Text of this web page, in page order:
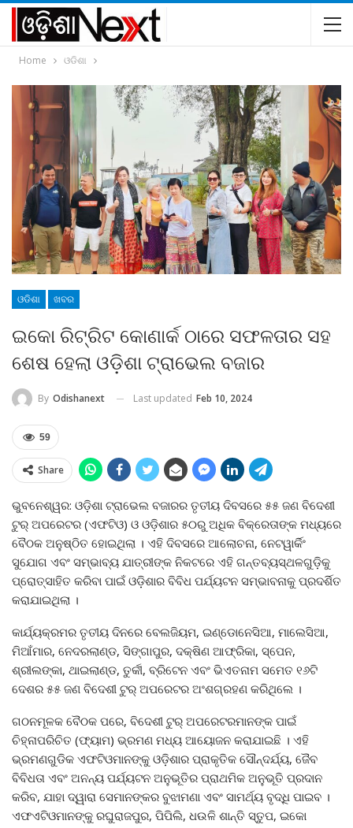
Home ଓଡିଶା
ଓଡିଶା ଖବର
ଇକୋ ରିଟ୍ରିଟ କୋଣାର୍କ ଠାରେ ସଫଳତାର ସହ
ଶେଷ ହେଲା ଓଡ଼ିଶା ଟ୍ରାଭେଲ ବଜାର
By Odishanext Last updated Feb 10, 2024
59
Share
ଭୁବନେଶ୍ୱର: ଓଡ଼ିଶା ଟ୍ରାଭେଲ ବଜାରର ତୃତୀୟ ଦିବସରେ ୫୫ ଜଣ ବିଦେଶୀ
ଟୁର୍ ଅପରେଟର (ଏଫଟିଓ) ଓ ଓଡ଼ିଶାର ୫୦ରୁ ଅଧିକ ବିକ୍ରେତାଙ୍କ ମଧ୍ୟରେ
ବୈଠକ ଅନୁଷ୍ଠିତ ହୋଇଥିଲା । ଏହି ଦିବସରେ ଆଲୋଚନା, ନେଟୱାର୍କିଂ
ସୁଯୋଗ ଏବଂ ସମ୍ଭାବ୍ୟ ଯାତ୍ରୀଙ୍କ ନିକଟରେ ଏହି ଗନ୍ତବ୍ୟସ୍ଥଳଗୁଡ଼ିକୁ
ପ୍ରୋତ୍ସାହିତ କରିବା ପାଇଁ ଓଡ଼ିଶାର ବିବିଧ ପର୍ଯ୍ୟଟନ ସମ୍ଭାବନାକୁ ପ୍ରଦର୍ଶିତ
କରାଯାଇଥିଲା ।
କାର୍ଯ୍ୟକ୍ରମର ତୃତୀୟ ଦିନରେ ବେଲଜିୟମ, ଇଣ୍ଡୋନେସିଆ, ମାଲେସିଆ,
ମିଆଁମାର, ନେଦରଲାଣ୍ଡ, ସିଙ୍ଗାପୁର, ଦକ୍ଷିଣ ଆଫ୍ରିକା, ସ୍ପେନ,
ଶ୍ରୀଲଙ୍କା, ଥାଇଲାଣ୍ଡ, ତୁର୍କୀ, ବ୍ରିଟେନ ଏବଂ ଭିଏତନାମ ସମେତ ୧୬ଟି
ଦେଶର ୫୫ ଜଣ ବିଦେଶୀ ଟୁର୍ ଅପରେଟର ଅଂଶଗ୍ରହଣ କରିଥିଲେ ।
ଗଠନମୂଳକ ବୈଠକ ପରେ, ବିଦେଶୀ ଟୁର୍ ଅପରେଟରମାନଙ୍କ ପାଇଁ
ଚିହ୍ନାପରିଚିତ (ଫ୍ୟାମ) ଭ୍ରମଣ ମଧ୍ୟ ଆୟୋଜନ କରାଯାଇଛି । ଏହି
ଭ୍ରମଣଗୁଡିକ ଏଫଟିଓମାନଙ୍କୁ ଓଡ଼ିଶାର ପ୍ରାକୃତିକ ସୌନ୍ଦର୍ଯ୍ୟ, ଜୈବ
ବିବିଧତା ଏବଂ ଅନନ୍ୟ ପର୍ଯ୍ୟଟନ ଅନୁଭୂତିର ପ୍ରାଥମିକ ଅନୁଭୂତି ପ୍ରଦାନ
କରିବ, ଯାହା ଦ୍ୱାରା ସେମାନଙ୍କର ବୁଝାମଣା ଏବଂ ସାମର୍ଥ୍ୟ ବୃଦ୍ଧି ପାଇବ ।
ଏଫଏଟିଓମାନଙ୍କୁ ରଘୁରାଜପୁର, ପିପିଲି, ଧଉଳି ଶାନ୍ତି ସ୍ତୁପ, ଇକୋ